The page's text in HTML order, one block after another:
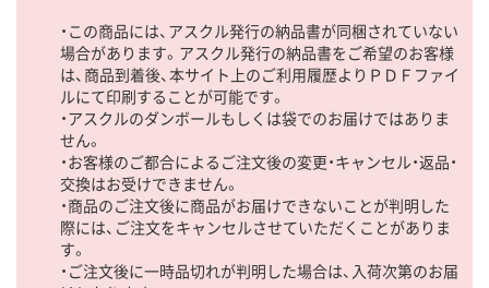
・この商品には、アスクル発行の納品書が同梱されていない
場合があります。アスクル発行の納品書をご希望のお客様
は、商品到着後、本サイト上のご利用履歴よりＰＤＦファイ
ルにて印刷することが可能です。
・アスクルのダンボールもしくは袋でのお届けではありま
せん。
・お客様のご都合によるご注文後の変更・キャンセル・返品・
交換はお受けできません。
・商品のご注文後に商品がお届けできないことが判明した
際には、ご注文をキャンセルさせていただくことがありま
す。
・ご注文後に一時品切れが判明した場合は、入荷次第のお届